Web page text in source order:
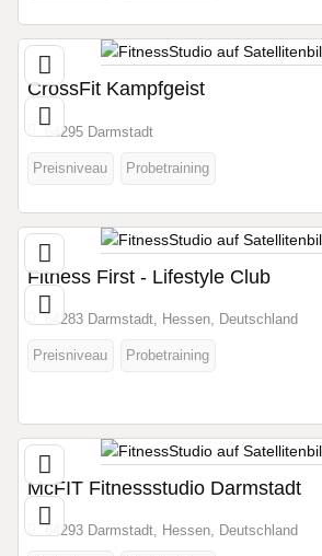
CrossFit Kampfgeist
64295 Darmstadt
Preisniveau Probetraining
Fitness First - Lifestyle Club
64283 Darmstadt, Hessen, Deutschland
Preisniveau Probetraining
McFIT Fitnessstudio Darmstadt
64293 Darmstadt, Hessen, Deutschland